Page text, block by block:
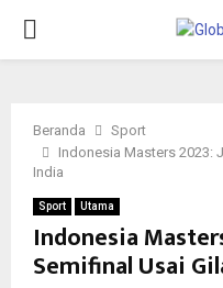
PRIMARY
Beranda
Sport
Indonesia Masters 2023:
India
Sport Utama
Indonesia
Semifinal Usai